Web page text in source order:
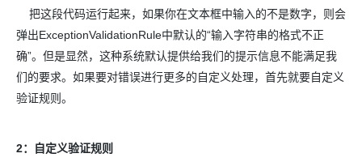
把这段代码运行起来，如果你在文本框中输入的不是数字，则会
弹出ExceptionValidationRule中默认的“输入字符串的格式不正
确”。但是显然，这种系统默认提供给我们的提示信息不能满足我
们的要求。如果要对错误进行更多的自定义处理，首先就要自定义
验证规则。
2：自定义验证规则